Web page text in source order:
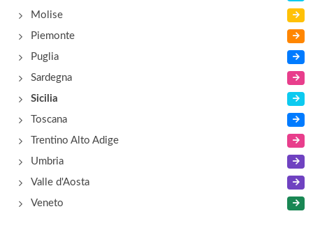
Molise
Piemonte
Puglia
Sardegna
Sicilia
Toscana
Trentino Alto Adige
Umbria
Valle d'Aosta
Veneto